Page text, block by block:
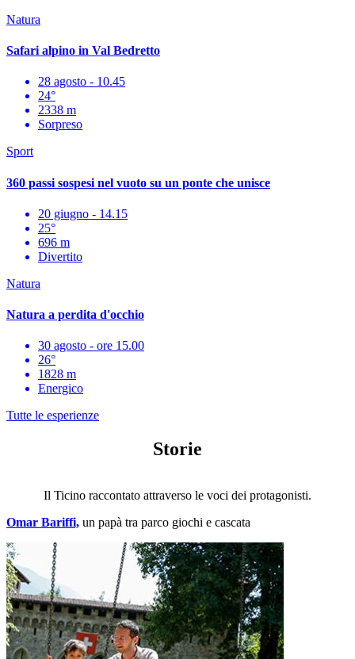
Natura
Safari alpino in Val Bedretto
28 agosto - 10.45
24°
2338 m
Sorpreso
Sport
360 passi sospesi nel vuoto su un ponte che unisce
20 giugno - 14.15
25°
696 m
Divertito
Natura
Natura a perdita d'occhio
30 agosto - ore 15.00
26°
1828 m
Energico
Tutte le esperienze
Storie
Il Ticino raccontato attraverso le voci dei protagonisti.
Omar Bariffi, un papà tra parco giochi e cascata